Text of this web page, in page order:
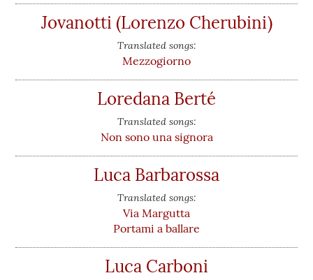
Jovanotti (Lorenzo Cherubini)
Translated songs:
Mezzogiorno
Loredana Berté
Translated songs:
Non sono una signora
Luca Barbarossa
Translated songs:
Via Margutta
Portami a ballare
Luca Carboni